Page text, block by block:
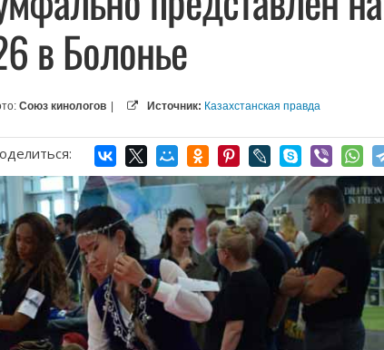
в Болонье
Союз кинологов | Источник: Казахстанская правда